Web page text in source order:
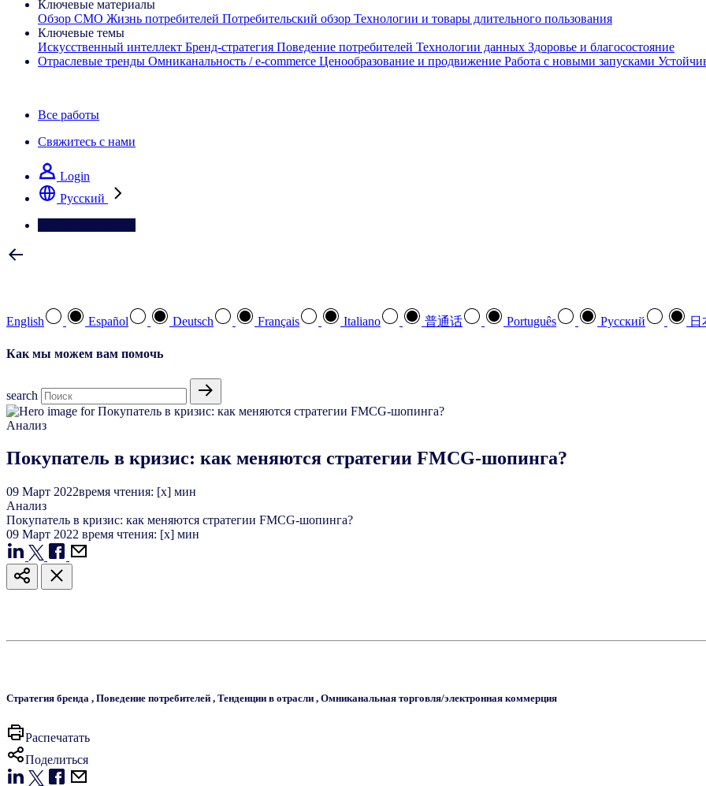
Ключевые материалы
Обзор CMO Жизнь потребителей Потребительский обзор Технологии и товары длительного пользования
Ключевые темы
Искусственный интеллект Бренд‑стратегия Поведение потребителей Технологии данных Здоровье и благосостояние
Отраслевые тренды Омниканальность / e‑commerce Ценообразование и продвижение Работа с новыми запусками
Все работы
Свяжитесь с нами
Login
Pусский
English Español Deutsch Français Italiano 普通话 Português Pусский 日
Как мы можем вам помочь
search
Анализ
Покупатель в кризис: как меняются стратегии FMCG-шопинга?
09 Март 2022время чтения: [x] мин
Анализ
Покупатель в кризис: как меняются стратегии FMCG-шопинга?
09 Март 2022 время чтения: [x] мин
Стратегия бренда , Поведение потребителей , Тенденции в отрасли , Омниканальная торговля/электронная коммерция
Распечатать
Поделиться